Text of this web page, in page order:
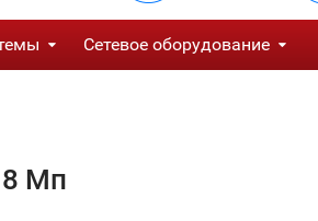
Сетевое оборудование
8 Мп